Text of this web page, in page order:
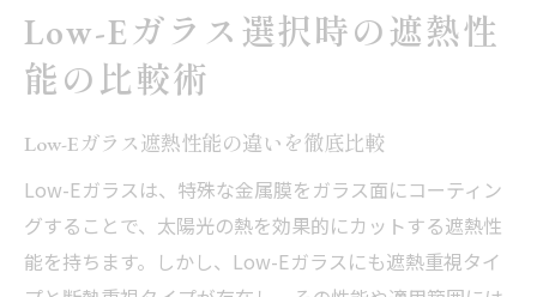
Low-Eガラス選択時の遮熱性
能の比較術
Low-Eガラス遮熱性能の違いを徹底比較
Low-Eガラスは、特殊な金属膜をガラス面にコーティン
グすることで、太陽光の熱を効果的にカットする遮熱性
能を持ちます。しかし、Low-Eガラスにも遮熱重視タイ